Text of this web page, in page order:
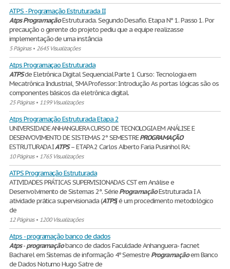
ATPS - Programação Estruturada II
Atps ProgramaçãoEstruturada. Segundo Desafio. Etapa Nº 1. Passo 1. Por
precaução o gerente do projeto pediu que a equipe realizasse
implementação de uma instância
5 Páginas• 2645 Visualizações
Atps Programaçao Estruturada
ATPSde Eletrônica Digital Sequencial Parte 1 Curso: Tecnologia em
Mecatrônica Industrial, 5MA Professor: Introdução As portas lógicas são os
componentes básicos da eletrônica digital.
25 Páginas• 1199 Visualizações
Atps Programação Estruturada Etapa 2
UNIVERSIDADE ANHANGUERA CURSO DE TECNOLOGIA EM ANÁLISE E
DESENVOVIMENTO DE SISTEMAS 2º SEMESTREPROGRAMAÇÃO
ESTRUTURADA IATPS– ETAPA 2 Carlos Alberto Faria Pusinhol RA:
10 Páginas• 1765 Visualizações
ATPS Programação Estruturada
ATIVIDADES PRÁTICAS SUPERVISIONADAS CST em Análise e
Desenvolvimento de Sistemas 2ª. SérieProgramaçãoEstruturada I A
atividade prática supervisionada (ATPS) é um procedimento metodológico
de
12 Páginas• 1200 Visualizações
Atps - programação banco de dados
Atps-programaçãobanco de dados Faculdade Anhanguera- facnet
Bacharel em Sistemas de informação 4º Semestre Programaçãoem Banco
de Dados Noturno Hugo Satre de